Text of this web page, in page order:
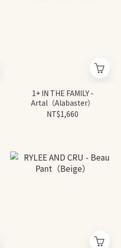
1+ IN THE FAMILY -
Artal（Alabaster）
NT$1,660